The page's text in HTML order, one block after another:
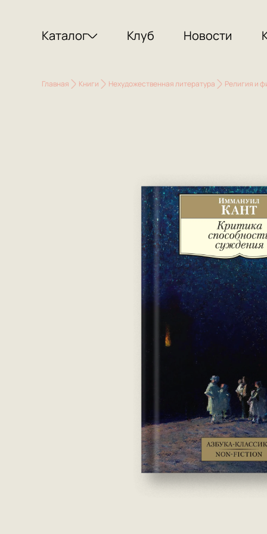
Каталог Клуб Новости
Главная Книги Нехудожественная литература Религия и